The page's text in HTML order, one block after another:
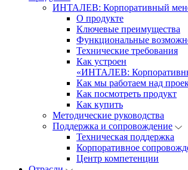
ИНТАЛЕВ: Корпоративный
О продукте
Ключевые преимущества
Функциональные
Технические требования
Как устроен
«ИНТАЛЕВ:
Как мы работаем над
Как посмотреть продукт
Как купить
Методические руководства
Поддержка и сопровождение
Техническая поддержка
Корпоративное
Центр компетенции